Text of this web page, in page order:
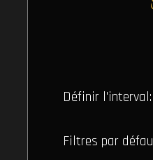
Définir l'interval:
Filtres par